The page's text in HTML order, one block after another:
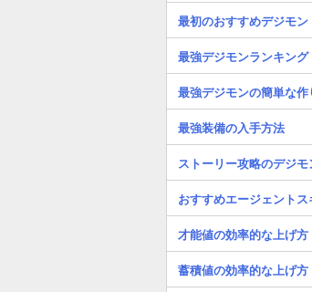
最初のおすすめデジモン
最強デジモンランキング
最強デジモンの簡単な作
最強装備の入手方法
ストーリー攻略のデジモ
おすすめエージェントス
才能値の効率的な上げ方
蓄積値の効率的な上げ方